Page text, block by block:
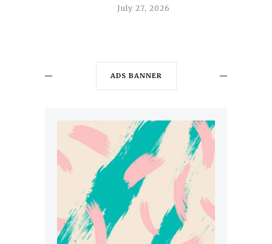
July 27, 2026
ADS BANNER